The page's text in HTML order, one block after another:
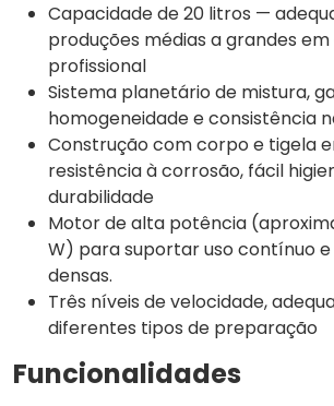
Capacidade de 20 litros —
produções médias a grandes
profissional
Sistema planetário de mistura,
homogeneidade e consistência
Construção com corpo e tigela
resistência à corrosão, fácil
durabilidade
Motor de alta potência
W) para suportar uso contínuo
densas.
Três níveis de velocidade,
diferentes tipos de preparação
Funcionalidades